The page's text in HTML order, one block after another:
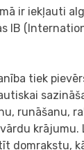
ir iekļauti
IB
tiek
runāšanu,
domrakstu,